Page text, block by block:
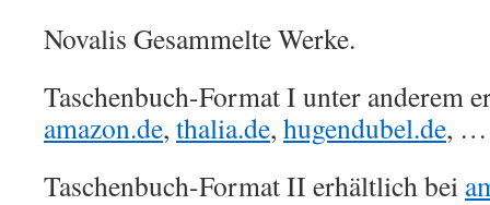
Novalis Gesammelte Werke.
Taschenbuch-Format I unter anderem
amazon.de, thalia.de, hugendubel.de, …
Taschenbuch-Format II erhältlich bei